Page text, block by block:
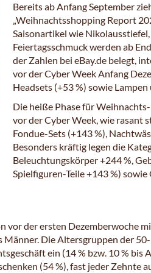
Bereits ab Anfang September
„Weihnachtsshopping Report
Saisonartikel wie
Feiertagsschmuck werden ab
der Zahlen bei eBay.de belegt,
vor der Cyber Week Anfang
Headsets (+53 %) sowie
Die heiße Phase für
vor der Cyber Week, wie rasant
Fondue-Sets (+143 %),
Besonders kräftig legen die
Beleuchtungskörper +244 %,
Spielfiguren-Teile +143 %)
vor der ersten Dezemberwoche
Männer. Die Altersgruppen der
ein (14 % bzw. 10 % bis
(54 %), fast jeder Zehnte